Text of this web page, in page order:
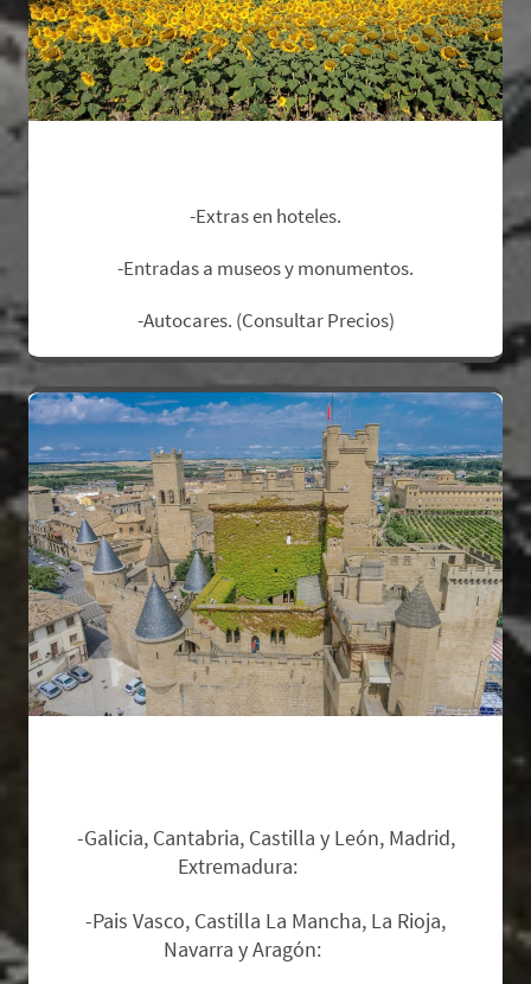
-Extras en hoteles.
-Entradas a museos y monumentos.
-Autocares. (Consultar Precios)
-Galicia, Cantabria, Castilla y León, Madrid,
Extremadura:
-Pais Vasco, Castilla La Mancha, La Rioja,
Navarra y Aragón: